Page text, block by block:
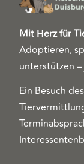
Mit Herz für
Adoptieren,
unterstützen
Ein Besuch